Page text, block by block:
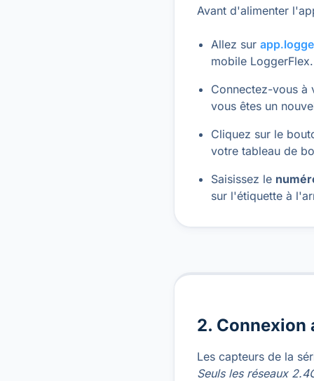
Avant d'alimenter
Allez sur
mobile LoggerFlex.
Connectez-vous à
vous êtes un
Cliquez sur le
votre tableau de
Saisissez le
sur l'étiquette à
2. Connexion
Les capteurs de la
Seuls les réseaux